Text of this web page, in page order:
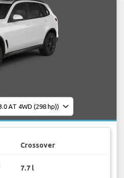
Crossover
7.7 l